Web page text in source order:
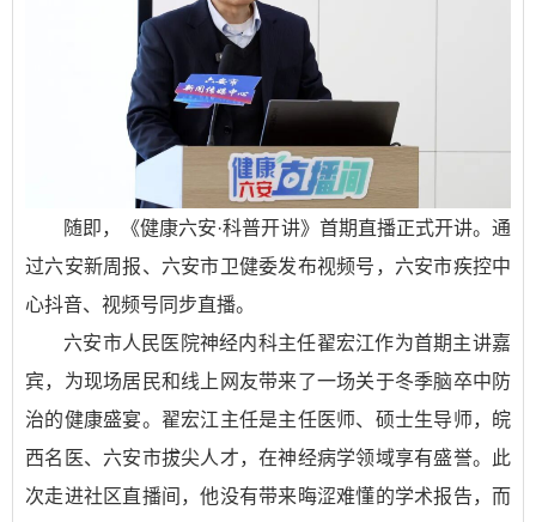
随即，《健康六安·科普开讲》首期直播正式开讲。通
过六安新周报、六安市卫健委发布视频号，六安市疾控中
心抖音、视频号同步直播。
六安市人民医院神经内科主任翟宏江作为首期主讲嘉
宾，为现场居民和线上网友带来了一场关于冬季脑卒中防
治的健康盛宴。翟宏江主任是主任医师、硕士生导师，皖
西名医、六安市拔尖人才，在神经病学领域享有盛誉。此
次走进社区直播间，他没有带来晦涩难懂的学术报告，而